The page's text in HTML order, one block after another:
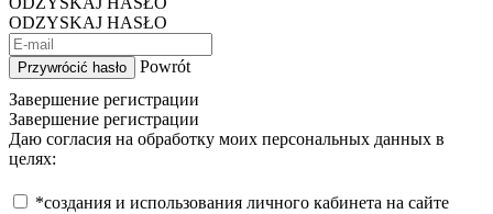
ODZYSKAJ HASŁO
Przywrócić hasło
Powrót
Завершение регистрации
Завершение регистрации
Даю согласия на обработку моих персональных данных в
целях:
*создания и использования личного кабинета на сайте